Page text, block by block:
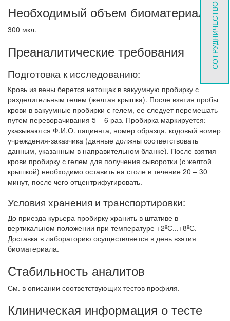
Необходимый объем биоматериала
300 мкл.
Преаналитические требования
Подготовка к исследованию:
Кровь из вены берется натощак в вакуумную пробирку с
разделительным гелем (желтая крышка). После взятия пробы
крови в вакуумные пробирки с гелем, ее следует перемешать
путем переворачивания 5 – 6 раз. Пробирка маркируется:
указываются Ф.И.О. пациента, номер образца, кодовый номер
учреждения-заказчика (данные должны соответствовать
данным, указанным в направительном бланке). После взятия
крови пробирку с гелем для получения сыворотки (с желтой
крышкой) необходимо оставить на столе в течение 20 – 30
минут, после чего отцентрифугировать.
Условия хранения и транспортировки:
До приезда курьера пробирку хранить в штативе в
вертикальном положении при температуре +2ºС...+8ºС.
Доставка в лабораторию осуществляется в день взятия
биоматериала.
Стабильность аналитов
См. в описании соответствующих тестов профиля.
Клиническая информация о тесте
СОТРУДНИЧЕСТВО